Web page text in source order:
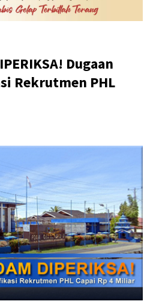
Dugaan
Rekrutmen PHL